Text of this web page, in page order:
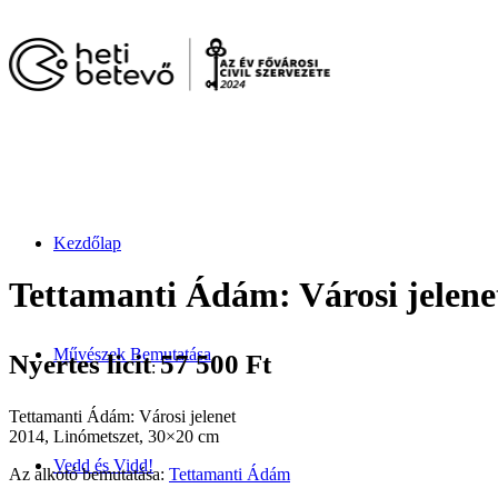
Kezdőlap
Művészek Bemutatása
Vedd és Vidd!
Tettamanti Ádám: Városi
Nyertes licit:57 500 Ft
Tettamanti Ádám: Városi jelenet
2014, Linómetszet, 30×20 cm
Az alkotó bemutatása: Tettamanti Ádám